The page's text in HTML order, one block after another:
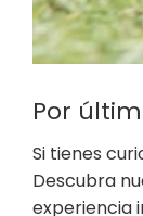
Por
Si tienes
Descubra
experiencia